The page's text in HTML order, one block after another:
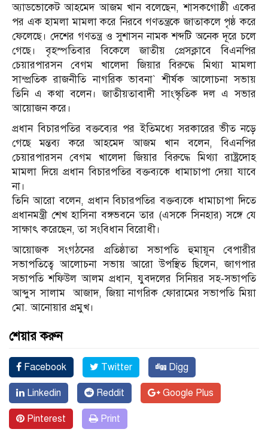
অ্যাডভোকেট আহমেদ আজম খান বলেছেন, শাসকগোষ্ঠী একের
পর এক হামলা মামলা করে নিরবে গণতন্ত্রকে জাতাকলে পৃষ্ঠ করে
ফেলেছে। দেশের গণতন্ত্র ও সুশাসন নামক শব্দটি অনেক দূরে চলে
গেছে। বৃহস্পতিবার বিকেলে জাতীয় প্রেসক্লাবে বিএনপির
চেয়ারপারসন বেগম খালেদা জিয়ার বিরুদ্ধে মিথ্যা মামলা
সাম্প্রতিক রাজনীতি নাগরিক ভাবনা` শীর্ষক আলোচনা সভায়
তিনি এ কথা বলেন। জাতীয়তাবাদী সাংস্কৃতিক দল এ সভার
আয়োজন করে।
প্রধান বিচারপতির বক্তব্যের পর ইতিমধ্যে সরকারের ভীত নড়ে
গেছে মন্তব্য করে আহমেদ আজম খান বলেন, বিএনপির
চেয়ারপারসন বেগম খালেদা জিয়ার বিরুদ্ধে মিথ্যা রাষ্ট্রদোহ
মামলা দিয়ে প্রধান বিচারপতির বক্তব্যকে ধামাচাপা দেয়া যাবে
না।
তিনি আরো বলেন, প্রধান বিচারপতির বক্তব্যকে ধামাচাপা দিতে
প্রধানমন্ত্রী শেখ হাসিনা বঙ্গভবনে তার (এসকে সিনহার) সঙ্গে যে
সাক্ষাৎ করেছেন, তা সংবিধান বিরোধী।
আয়োজক সংগঠনের প্রতিষ্ঠাতা সভাপতি হুমায়ূন বেপারীর
সভাপতিত্বে আলোচনা সভায় আরো উপস্থিত ছিলেন, জাগপার
সভাপতি শফিউল আলম প্রধান, যুবদলের সিনিয়র সহ-সভাপতি
আব্দুস সালাম আজাদ, জিয়া নাগরিক ফোরামের সভাপতি মিয়া
মো. আনোয়ার প্রমুখ।
শেয়ার করুন
Facebook Twitter Digg
Linkedin Reddit Google Plus
Pinterest Print